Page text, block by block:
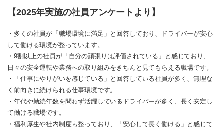
【2025年実施の社員アンケートより】
・多くの社員が「職場環境に満足」と回答しており、ドライバーが安心
して働ける環境が整っています。
・9割以上の社員が「自分の頑張りは評価されている」と感じており、
日々の安全運転や業務への取り組みをきちんと見てもらえる職場です。
・「仕事にやりがいを感じている」と回答している社員が多く、無理な
く前向きに続けられる仕事環境です。
・年代や勤続年数を問わず活躍しているドライバーが多く、長く安定し
て働ける職場です。
・福利厚生や社内制度も整っており、「安心して長く働ける」と感じて